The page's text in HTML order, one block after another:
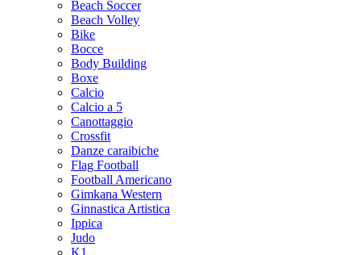
Beach Soccer
Beach Volley
Bike
Bocce
Body Building
Boxe
Calcio
Calcio a 5
Canottaggio
Crossfit
Danze caraibiche
Flag Football
Football Americano
Gimkana Western
Ginnastica Artistica
Ippica
Judo
K1